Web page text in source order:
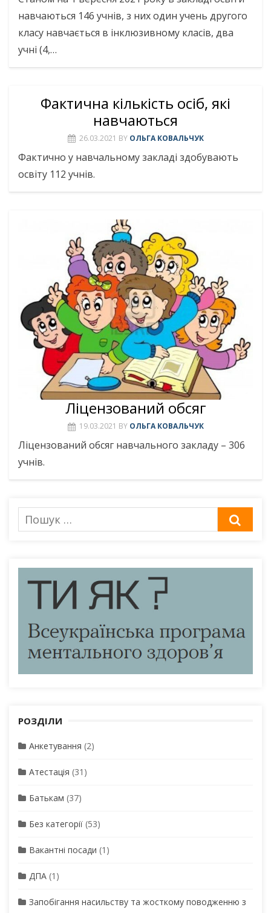
навчаються 146 учнів, з них один учень другого
класу навчається в інклюзивному класів, два
учні (4,…
Фактична кількість осіб, які
навчаються
26.03.2021 BY ОЛЬГА КОВАЛЬЧУК
Фактично у навчальному закладі здобувають
освіту 112 учнів.
Ліцензований обсяг
19.03.2021 BY ОЛЬГА КОВАЛЬЧУК
Ліцензований обсяг навчального закладу – 306
учнів.
Пошук
для:
РОЗДІЛИ
Анкетування (2)
Атестація (31)
Батькам (37)
Без категорії (53)
Вакантні посади (1)
ДПА (1)
Запобігання насильству та жосткому поводженню з